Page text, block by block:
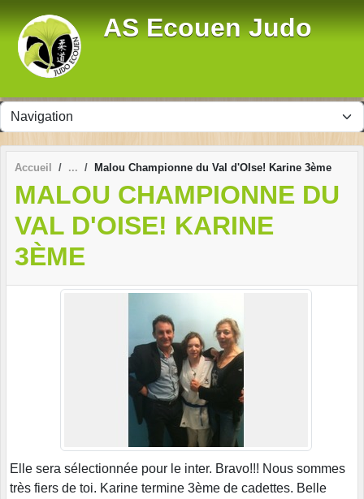
AS Ecouen Judo
Accueil Malou Championne du Val d'OIse! Karine 3ème
MALOU CHAMPIONNE DU
VAL D'OISE! KARINE
3ÈME
Elle sera sélectionnée pour le inter. Bravo!!! Nous sommes
très fiers de toi. Karine termine 3ème de cadettes. Belle